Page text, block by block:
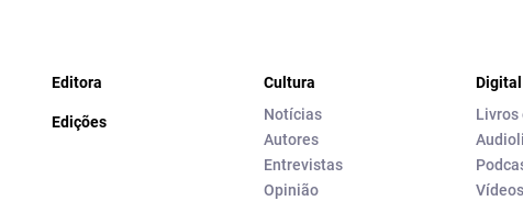
Editora
Edições
Cultura
Notícias
Autores
Entrevistas
Opinião
Digital
Livros
Vídeos